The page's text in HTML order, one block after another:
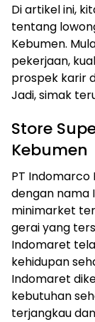
Di artikel ini,
tentang
Kebumen.
pekerjaan,
prospek karir
Jadi, simak
Store
Kebumen
PT Indomarco
dengan nama
minimarket
gerai yang
Indomaret
kehidupan
Indomaret
kebutuhan
terjangkau